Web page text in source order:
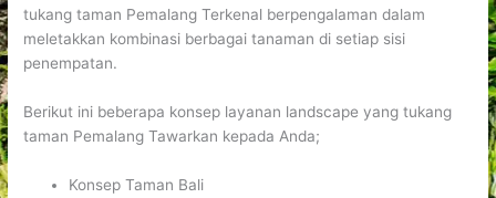
tukang taman Pemalang Terkenal berpengalaman dalam
meletakkan kombinasi berbagai tanaman di setiap sisi
penempatan.
Berikut ini beberapa konsep layanan landscape yang tukang
taman Pemalang Tawarkan kepada Anda;
Konsep Taman Bali